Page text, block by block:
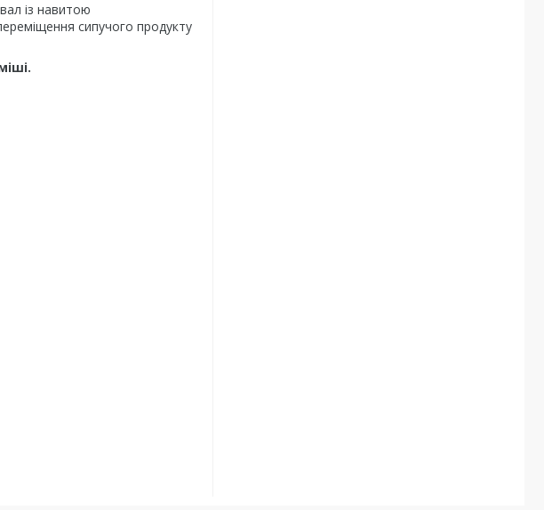
із навитою
сипучого продукту